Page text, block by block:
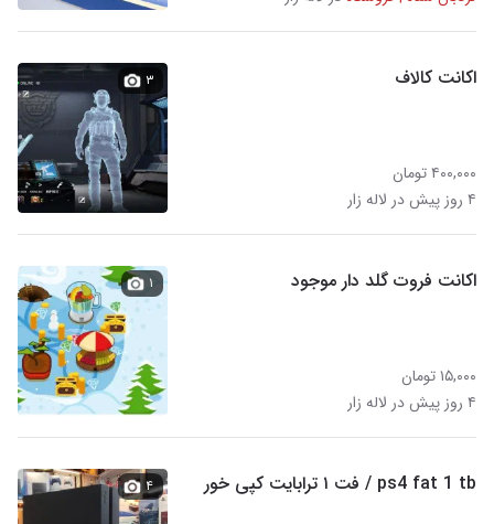
اکانت کالاف
۴۰۰,۰۰۰ تومان
۴ روز پیش در لاله زار
۳
اکانت فروت گلد دار موجود
۱۵,۰۰۰ تومان
۴ روز پیش در لاله زار
۱
ps4 fat 1 tb / فت ۱ ترابایت کپی خور ۴